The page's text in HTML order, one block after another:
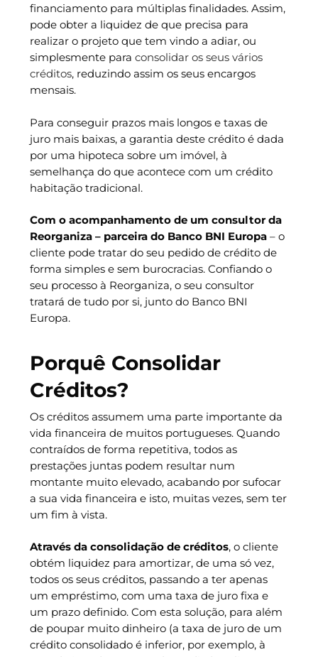
financiamento para múltiplas finalidades. Assim,
pode obter a liquidez de que precisa para
realizar o projeto que tem vindo a adiar, ou
simplesmente para consolidar os seus vários
créditos, reduzindo assim os seus encargos
mensais.
Para conseguir prazos mais longos e taxas de
juro mais baixas, a garantia deste crédito é dada
por uma hipoteca sobre um imóvel, à
semelhança do que acontece com um crédito
habitação tradicional.
Com o acompanhamento de um consultor da
Reorganiza – parceira do Banco BNI Europa– o
cliente pode tratar do seu pedido de crédito de
forma simples e sem burocracias. Confiando o
seu processo à Reorganiza, o seu consultor
tratará de tudo por si, junto do Banco BNI
Europa.
Porquê Consolidar
Créditos?
Os créditos assumem uma parte importante da
vida financeira de muitos portugueses. Quando
contraídos de forma repetitiva, todos as
prestações juntas podem resultar num
montante muito elevado, acabando por sufocar
a sua vida financeira e isto, muitas vezes, sem ter
um fim à vista.
Através da consolidação de créditos, o cliente
obtém liquidez para amortizar, de uma só vez,
todos os seus créditos, passando a ter apenas
um empréstimo, com uma taxa de juro fixa e
um prazo definido. Com esta solução, para além
de poupar muito dinheiro (a taxa de juro de um
crédito consolidado é inferior, por exemplo, à